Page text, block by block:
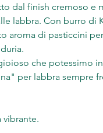
dal finish cremoso e
labbra. Con burro di
aroma di pasticcini
che potessimo
per labbra sempre
vibrante.